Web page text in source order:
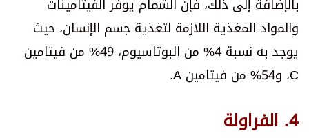
والمواد المغذية اللازمة لتغذية جسم الإنسان، حيث
يوجد به نسبة 4% من البوتاسيوم، 49% من فيتامين
C، و54% من فيتامين A.
4. الفراولة